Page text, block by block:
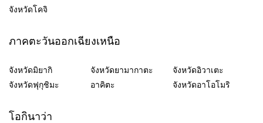
จังหวัดโคจิ
ภาคตะวันออกเฉียงเหนือ
จังหวัดมิยากิ จังหวัดยามากาตะ
จังหวัดอิวาเตะ
จังหวัดฟุกุชิมะ
อาคิตะ จังหวัดอาโอโมริ
โอกินาว่า